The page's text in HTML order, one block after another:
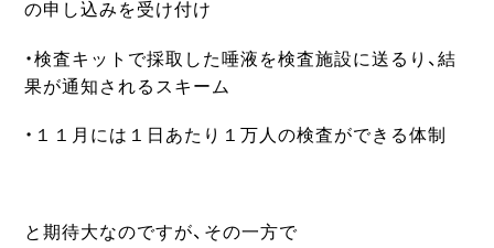
の申し込みを受け付け
・検査キットで採取した唾液を検査施設に送るり、結
果が通知されるスキーム
・１１月には１日あたり１万人の検査ができる体制
と期待大なのですが、その一方で